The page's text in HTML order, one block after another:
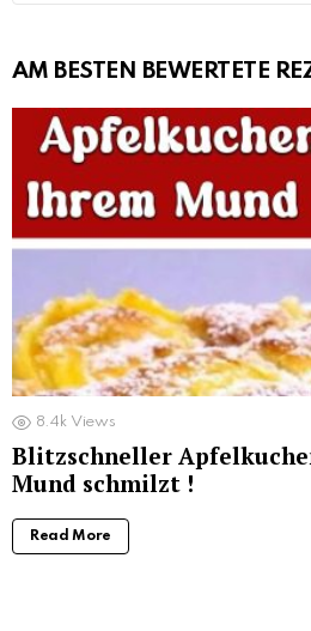
AM BESTEN BEWERTETE
8.4k Views
Blitzschneller
Mund schmilzt !
Read More